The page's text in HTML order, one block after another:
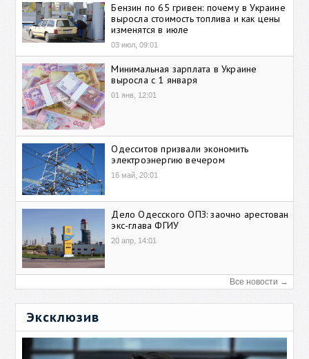
Бензин по 65 гривен: почему в Украине
выросла стоимость топлива и как цены
изменятся в июле
03 июл, 09:01
Минимальная зарплата в Украине
выросла с 1 января
01 янв, 12:01
Одесситов призвали экономить
электроэнергию вечером
16 май, 20:01
Дело Одесского ОПЗ: заочно арестован
экс-глава ФГИУ
20 апр, 14:01
Все новости →
Эксклюзив